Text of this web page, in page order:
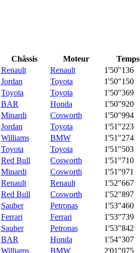
Châssis Moteur Temps
Renault Renault 1'50"136
Jordan Toyota 1'50"150
Toyota Toyota 1'50"369
BAR Honda 1'50"920
Minardi Cosworth 1'50"994
Jordan Toyota 1'51"223
Williams BMW 1'51"274
Toyota Toyota 1'51"503
Red Bull Cosworth 1'51"710
Minardi Cosworth 1'51"971
Renault Renault 1'52"667
Red Bull Cosworth 1'52"897
Sauber Petronas 1'53"460
Ferrari Ferrari 1'53"739
Sauber Petronas 1'53"842
BAR Honda 1'54"307
Williams BMW 2'01"075